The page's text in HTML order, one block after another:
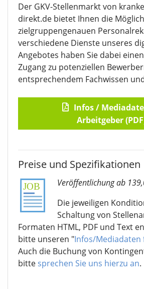
Der GKV-Stellenmarkt von
direkt.de bietet Ihnen die
zielgruppengenauen
verschiedene Dienste unseres
Angebotes haben Sie dabei
Zugang zu potenziellen
entsprechendem Fachwissen
Infos /
Arbeitgeber
Preise und Spezifikationen
Veröffentlichung ab
Die jeweiligen
Schaltung von
Formaten HTML, PDF und Text
bitte unseren "Infos/
Auch die Buchung von
bittesprechen Sie uns hierzu an.